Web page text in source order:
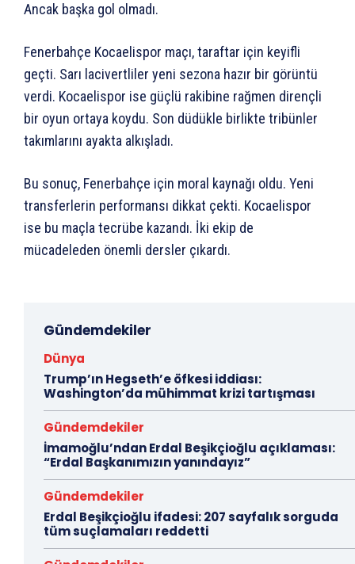
Ancak başka gol olmadı.
Fenerbahçe Kocaelispor maçı, taraftar için keyifli
geçti. Sarı lacivertliler yeni sezona hazır bir görüntü
verdi. Kocaelispor ise güçlü rakibine rağmen dirençli
bir oyun ortaya koydu. Son düdükle birlikte tribünler
takımlarını ayakta alkışladı.
Bu sonuç, Fenerbahçe için moral kaynağı oldu. Yeni
transferlerin performansı dikkat çekti. Kocaelispor
ise bu maçla tecrübe kazandı. İki ekip de
mücadeleden önemli dersler çıkardı.
Gündemdekiler
Dünya
Trump’ın Hegseth’e öfkesi iddiası:
Washington’da mühimmat krizi tartışması
Gündemdekiler
İmamoğlu’ndan Erdal Beşikçioğlu açıklaması:
“Erdal Başkanımızın yanındayız”
Gündemdekiler
Erdal Beşikçioğlu ifadesi: 207 sayfalık sorguda
tüm suçlamaları reddetti